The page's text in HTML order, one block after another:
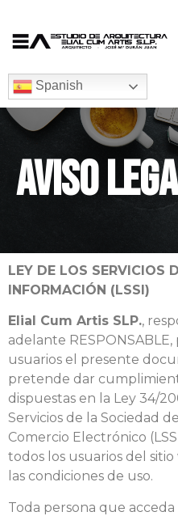
Spanish
AVISO
LEY DE LOS SERVICIOS
INFORMACIÓN (LSSI)
Elial Cum Artis SLP.,
adelante
usuarios el presente
pretende dar
dispuestas en la Ley 34/
Servicios de la Sociedad
Comercio Electrónico
todos los usuarios del
las condiciones de uso.
Toda persona que acceda